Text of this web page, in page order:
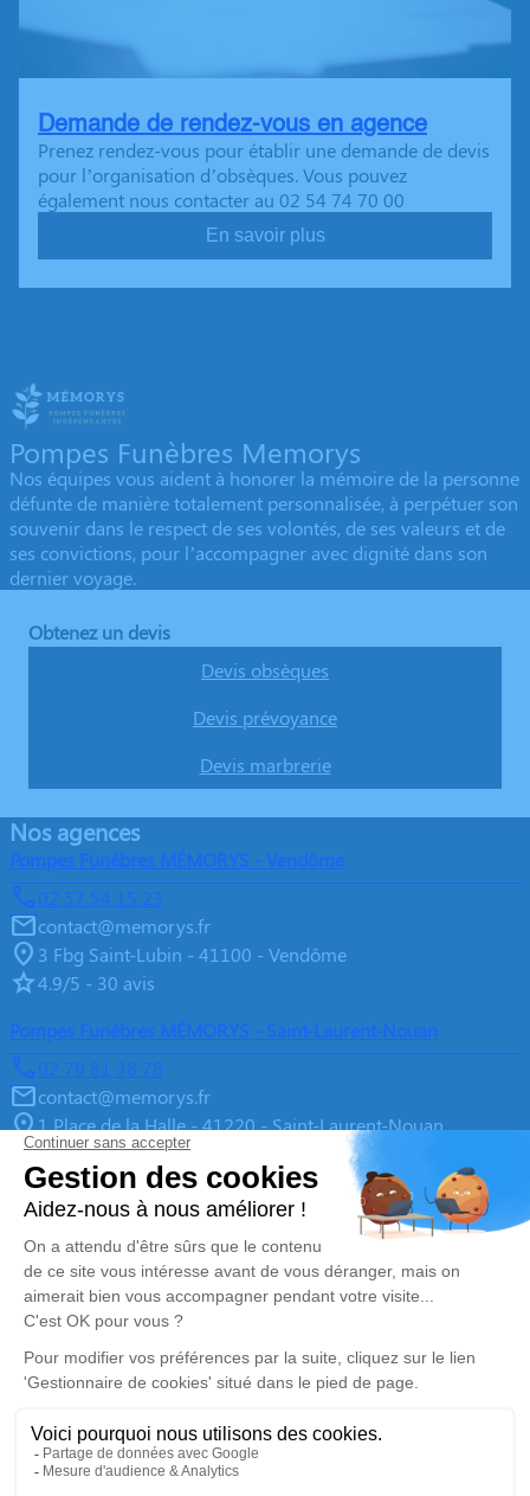
Demande de rendez-vous en agence
Prenez rendez-vous pour établir une demande de devis
pour l’organisation d’obsèques. Vous pouvez
également nous contacter au 02 54 74 70 00
En savoir plus
Pompes Funèbres Memorys
Nos équipes vous aident à honorer la mémoire de la personne
défunte de manière totalement personnalisée, à perpétuer son
souvenir dans le respect de ses volontés, de ses valeurs et de
ses convictions, pour l’accompagner avec dignité dans son
dernier voyage.
Obtenez un devis
Devis obsèques
Devis prévoyance
Devis marbrerie
Nos agences
Pompes Funèbres MÉMORYS - Vendôme
02 57 54 15 23
contact@memorys.fr
3 Fbg Saint-Lubin - 41100 - Vendôme
4.9/5 - 30 avis
Pompes Funèbres MÉMORYS - Saint-Laurent-Nouan
02 79 81 38 78
contact@memorys.fr
1 Place de la Halle - 41220 - Saint-Laurent-Nouan
4.9/5 - 10 avis
Pompes Funèbres MEMORYS à Blois
02 55 02 46 67
contact@memorys.fr
3 Boulevard de l'Industrie - 41000 - Blois
5/5 - 81 avis
Nos Services
Organiser des Obsèques
Démarches Post Obsèques
Liens utiles
À propos de Memorys
agence